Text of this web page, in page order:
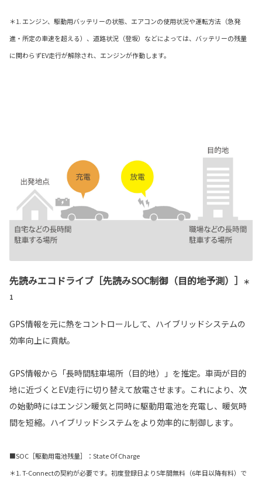
＊1. エンジン、駆動用バッテリーの状態、エアコンの使用状況や運転方法（急発
進・所定の車速を超える）、道路状況（登坂）などによっては、バッテリーの残量
に関わらずEV走行が解除され、エンジンが作動します。
先読みエコドライブ［先読みSOC制御（目的地予測）］
＊
1
GPS情報を元に熱をコントロールして、ハイブリッドシステムの
効率向上に貢献。
GPS情報から「長時間駐車場所（目的地）」を推定。車両が目的
地に近づくとEV走行に切り替えて放電させます。これにより、次
の始動時にはエンジン暖気と同時に駆動用電池を充電し、暖気時
間を短縮。ハイブリッドシステムをより効率的に制御します。
■SOC［駆動用電池残量］：State Of Charge
＊1. T-Connectの契約が必要です。初度登録日より5年間無料（6年目以降有料）で